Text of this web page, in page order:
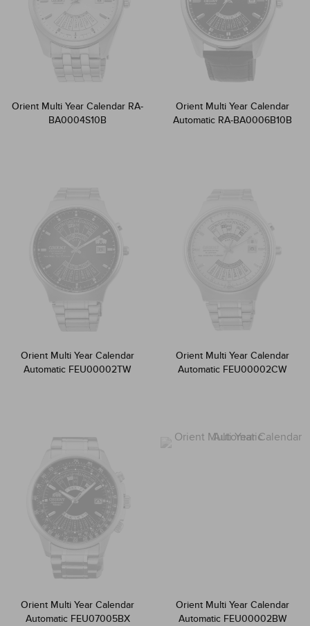
Orient Multi Year Calendar RA-
BA0004S10B
Orient Multi Year Calendar
Automatic RA-BA0006B10B
Orient Multi Year Calendar
Automatic FEU00002TW
Orient Multi Year Calendar
Automatic FEU00002CW
Orient Multi Year Calendar
Automatic FEU07005BX
Orient Multi Year Calendar
Automatic FEU00002BW